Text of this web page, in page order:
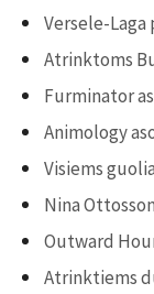
Versele-Laga
Atrinktoms
Furminator
Animology
Visiems
Nina
Outward
Atrinktiems